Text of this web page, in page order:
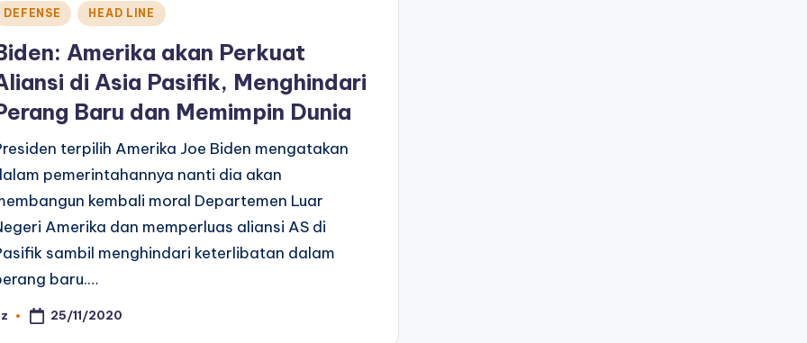
DEFENSE HEAD LINE
Amerika akan Perkuat
di Asia Pasifik, Menghindari
Baru dan Memimpin Dunia
terpilih Amerika Joe Biden mengatakan
pemerintahannya nanti dia akan
kembali moral Departemen Luar
Amerika dan memperluas aliansi AS di
sambil menghindari keterlibatan dalam
baru.…
25/11/2020